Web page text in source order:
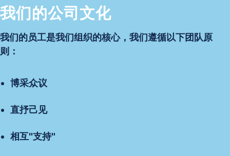
我们的公司文化
我们的员工是我们组织的核心，我们遵循以下团队原
则：
博采众议
直抒己见
相互"支持"